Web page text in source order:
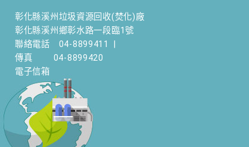
彰化縣溪州垃圾資源回收(焚化)廠
彰化縣溪州鄉彰水路一段臨1號
聯絡電話
04-8899411
傳真
04-8899420
電子信箱